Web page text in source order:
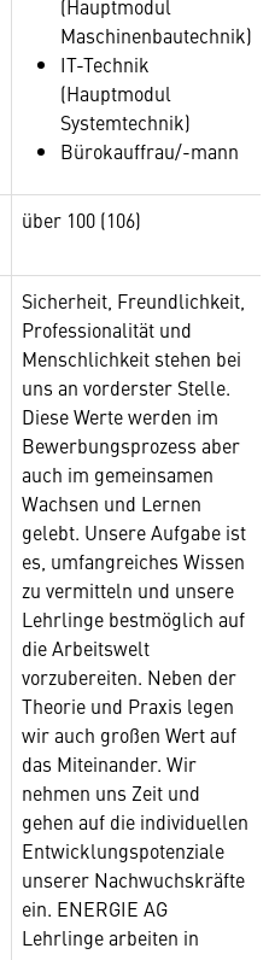
(Hauptmodul
Maschinenbautechnik)
IT-Technik
(Hauptmodul
Systemtechnik)
Bürokauffrau/-mann
über 100 (106)
Sicherheit, Freundlichkeit,
Professionalität und
Menschlichkeit stehen bei
uns an vorderster Stelle.
Diese Werte werden im
Bewerbungsprozess aber
auch im gemeinsamen
Wachsen und Lernen
gelebt. Unsere Aufgabe ist
es, umfangreiches Wissen
zu vermitteln und unsere
Lehrlinge bestmöglich auf
die Arbeitswelt
vorzubereiten. Neben der
Theorie und Praxis legen
wir auch großen Wert auf
das Miteinander. Wir
nehmen uns Zeit und
gehen auf die individuellen
Entwicklungspotenziale
unserer Nachwuchskräfte
ein. ENERGIE AG
Lehrlinge arbeiten in